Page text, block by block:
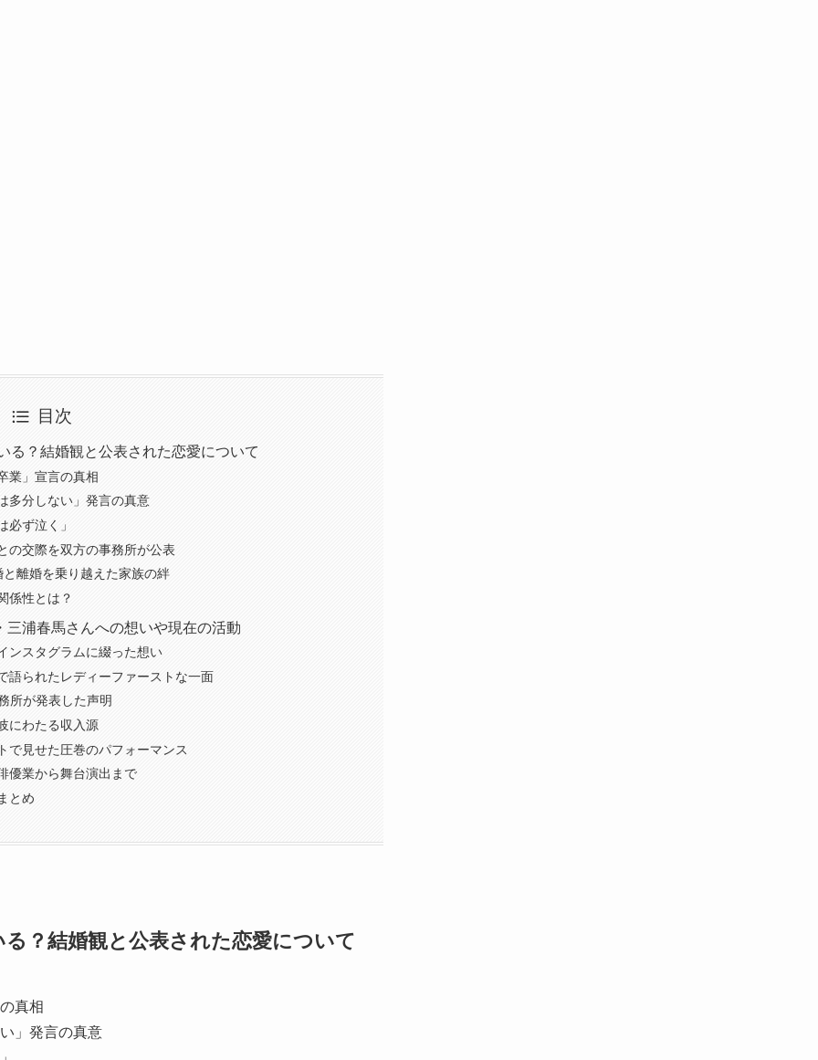
目次
る？結婚観と公表された恋愛について
業」宣言の真相
多分しない」発言の真意
必ず泣く」
の交際を双方の事務所が公表
離婚を乗り越えた家族の絆
係性とは？
浦春馬さんへの想いや現在の活動
ンスタグラムに綴った想い
語られたレディーファーストな一面
所が発表した声明
にわたる収入源
で見せた圧巻のパフォーマンス
優業から舞台演出まで
とめ
？結婚観と公表された恋愛について
真相
」発言の真意